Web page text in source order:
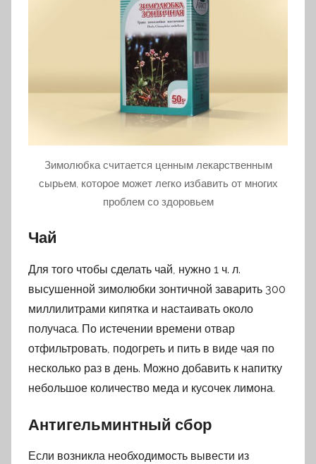
Зимолюбка считается ценным лекарственным
сырьем, которое может легко избавить от многих
проблем со здоровьем
Чай
Для того чтобы сделать чай, нужно 1 ч. л.
высушенной зимолюбки зонтичной заварить 300
миллилитрами кипятка и настаивать около
получаса. По истечении времени отвар
отфильтровать, подогреть и пить в виде чая по
несколько раз в день. Можно добавить к напитку
небольшое количество меда и кусочек лимона.
Антигельминтный сбор
Если возникла необходимость вывести из